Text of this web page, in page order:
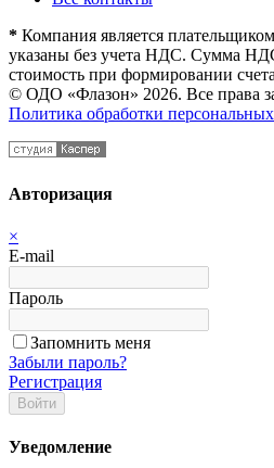
* Компания является
указаны без учета НДС. Сумма
стоимость при формировании
© ОДО «Флазон» 2026. Все права
Политика обработки
Авторизация
×
E-mail
Пароль
Запомнить меня
Забыли пароль?
Регистрация
Войти
Уведомление